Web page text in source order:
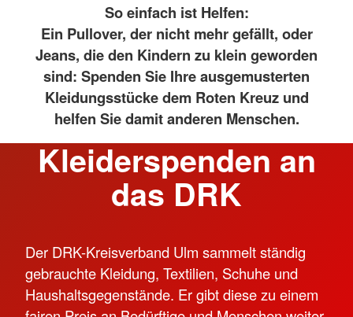
So einfach ist Helfen:
Ein Pullover, der nicht mehr gefällt, oder
Jeans, die den Kindern zu klein geworden
sind: Spenden Sie Ihre ausgemusterten
Kleidungsstücke dem Roten Kreuz und
helfen Sie damit anderen Menschen.
Kleiderspenden an
das DRK
Der DRK-Kreisverband Ulm sammelt ständig
gebrauchte Kleidung, Textilien, Schuhe und
Haushaltsgegenstände. Er gibt diese zu einem